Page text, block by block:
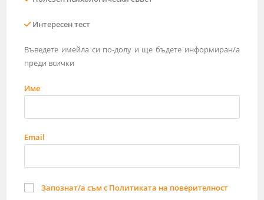
Интересен тест
Въведете имейла си по-долу и ще бъдете информиран/а
преди всички
Име
Email
Запознат/а съм с Политиката на поверителност